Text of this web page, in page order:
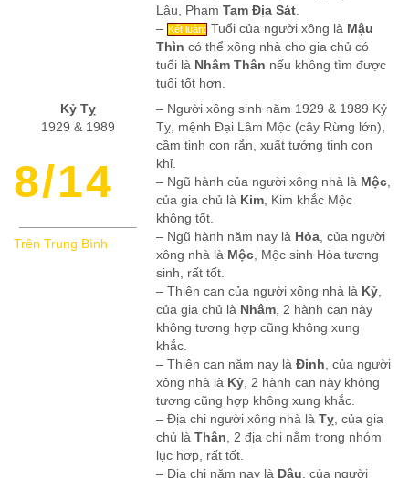
Lâu, Phạm Tam Địa Sát
– Kết luận: Tuổi của người xông là Mậu
Thìn có thể xông nhà cho gia chủ có
tuổi là Nhâm Thân nếu không tìm được
tuổi tốt hơn.
Kỷ Tỵ
1929 & 1989
8/14
Trên Trung Bình
– Người xông sinh năm 1929 & 1989 Kỷ
Tỵ, mệnh Đại Lâm Mộc (cây Rừng lớn),
cầm tinh con rắn, xuất tướng tinh con
khỉ.
– Ngũ hành của người xông nhà là Mộc
của gia chủ là Kim , Kim khắc Mộc
không tốt.
– Ngũ hành năm nay là Hỏa , của người
xông nhà là Mộc , Mộc sinh Hỏa tương
sinh, rất tốt.
– Thiên can của người xông nhà là Kỷ
của gia chủ là Nhâm , 2 hành can này
không tương hợp cũng không xung
khắc.
– Thiên can năm nay là Đinh , của người
xông nhà là Kỷ , 2 hành can này không
tương cũng hợp không xung khắc.
– Địa chi người xông nhà là Tỵ , của gia
chủ là Thân , 2 địa chi nằm trong nhóm
lục hơp, rất tốt.
– Địa chi năm nay là Dậu , của người